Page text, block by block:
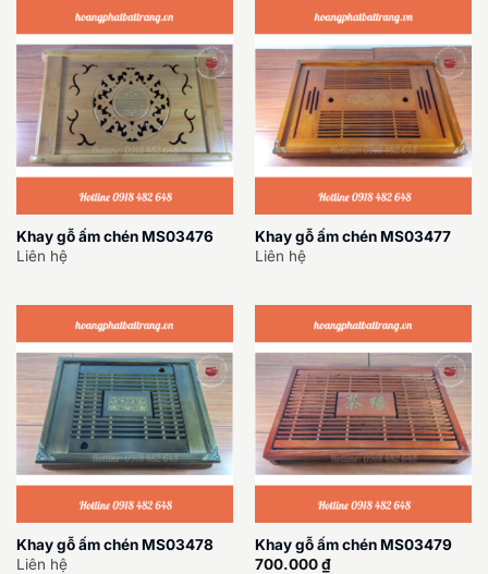
Khay gỗ ấm chén MS03476
Liên hệ
Khay gỗ ấm chén MS03477
Liên hệ
Khay gỗ ấm chén MS03478
Liên hệ
Khay gỗ ấm chén MS03479
700.000₫